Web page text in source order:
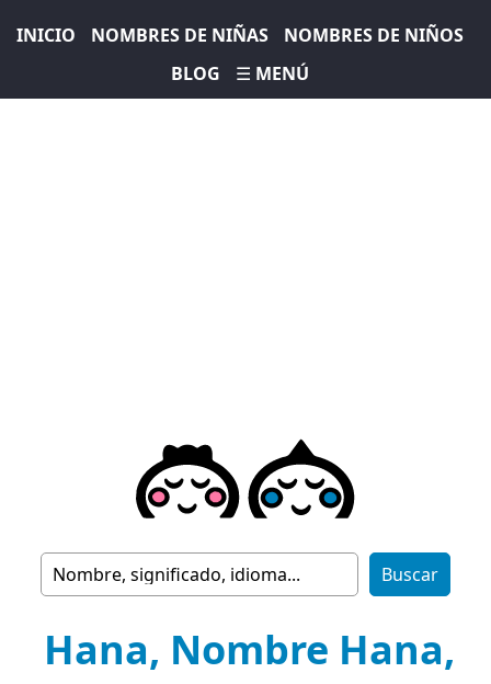
INICIO NOMBRES DE NIÑAS
NOMBRES DE NIÑOS
BLOG
☰ MENÚ
Hana, Nombre Hana,